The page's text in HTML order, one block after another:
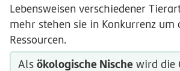
Lebensweisen verschiedener
mehr stehen sie in Konkurrenz um
Ressourcen.
Als ökologische Nischewird die